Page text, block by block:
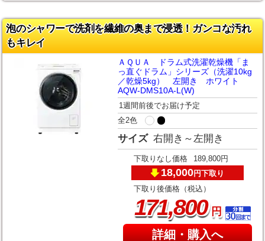
泡のシャワーで洗剤を繊維の奥まで浸透！ガンコな汚れ
もキレイ
ＡＱＵＡ ドラム式洗濯乾燥機「ま
っ直ぐドラム」シリーズ（洗濯10kg
／乾燥5kg） 左開き ホワイト
AQW-DMS10A-L(W)
1週間前後でお届け予定
全2色
サイズ 右開き～左開き
下取りなし価格 189,800円
18,000円下取り
下取り後価格（税込）
171,800円
詳細・購入へ